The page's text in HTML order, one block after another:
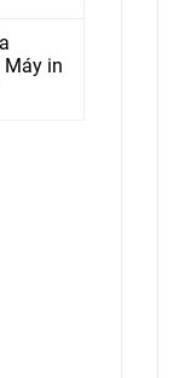
Máy in